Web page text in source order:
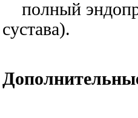
полный
сустава).